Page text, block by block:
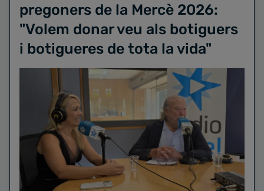
pregoners de la Mercè 2026:
"Volem donar veu als botiguers
i botigueres de tota la vida"